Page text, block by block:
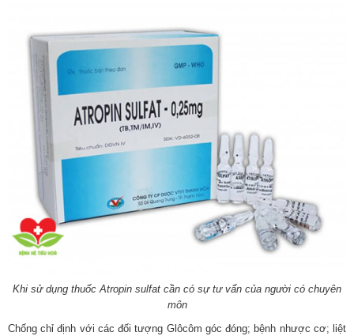
Khi sử dụng thuốc Atropin sulfat cần có sự tư vấn của người có chuyên
môn
Chống chỉ định với các đối tượng Glôcôm góc đóng; bệnh nhược cơ; liệt